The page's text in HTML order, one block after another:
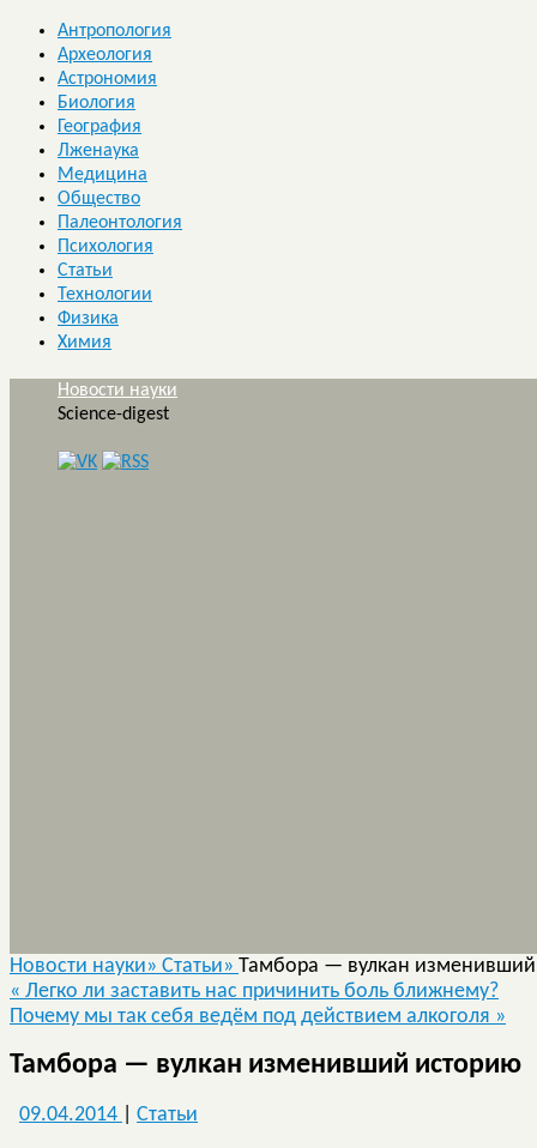
Антропология
Археология
Астрономия
Биология
География
Лженаука
Медицина
Общество
Палеонтология
Психология
Статьи
Технологии
Физика
Химия
Новости науки
Science-digest
Новости науки» Статьи» Тамбора — вулкан
« Легко ли заставить нас причинить боль ближнему?
Почему мы так себя ведём под действием алкоголя »
Тамбора — вулкан изменивший историю
09.04.2014 Статьи